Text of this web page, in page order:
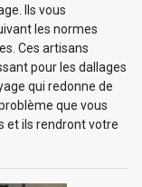
Ils vous
les normes
Ces artisans
pour les dallages
qui redonne de
que vous
et ils rendront votre